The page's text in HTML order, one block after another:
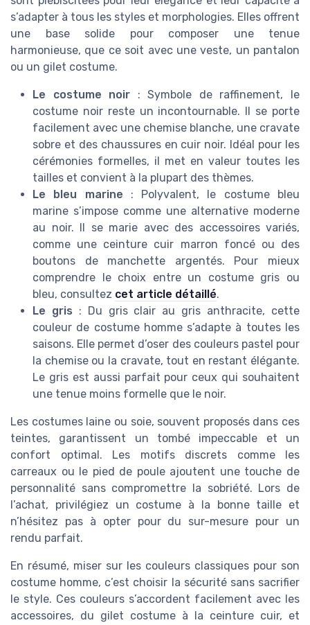
s’adapter à tous les styles et morphologies. Elles offrent
une base solide pour composer une tenue
harmonieuse, que ce soit avec une veste, un pantalon
ou un gilet costume.
Le costume noir : Symbole de raffinement, le
costume noir reste un incontournable. Il se porte
facilement avec une chemise blanche, une cravate
sobre et des chaussures en cuir noir. Idéal pour les
cérémonies formelles, il met en valeur toutes les
tailles et convient à la plupart des thèmes.
Le bleu marine : Polyvalent, le costume bleu
marine s’impose comme une alternative moderne
au noir. Il se marie avec des accessoires variés,
comme une ceinture cuir marron foncé ou des
boutons de manchette argentés. Pour mieux
comprendre le choix entre un costume gris ou
bleu, consultez cet article détaillé.
Le gris : Du gris clair au gris anthracite, cette
couleur de costume homme s’adapte à toutes les
saisons. Elle permet d’oser des couleurs pastel pour
la chemise ou la cravate, tout en restant élégante.
Le gris est aussi parfait pour ceux qui souhaitent
une tenue moins formelle que le noir.
Les costumes laine ou soie, souvent proposés dans ces
teintes, garantissent un tombé impeccable et un
confort optimal. Les motifs discrets comme les
carreaux ou le pied de poule ajoutent une touche de
personnalité sans compromettre la sobriété. Lors de
l’achat, privilégiez un costume à la bonne taille et
n’hésitez pas à opter pour du sur-mesure pour un
rendu parfait.
En résumé, miser sur les couleurs classiques pour son
costume homme, c’est choisir la sécurité sans sacrifier
le style. Ces couleurs s’accordent facilement avec les
accessoires, du gilet costume à la ceinture cuir, et